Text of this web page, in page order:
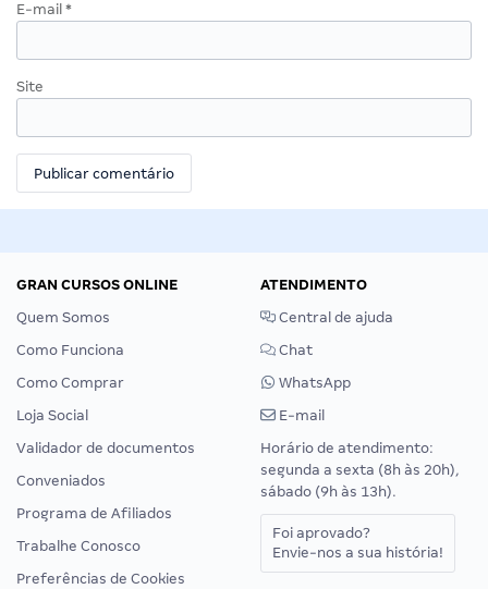
E-mail *
Site
GRAN CURSOS ONLINE
Quem Somos
Como Funciona
Como Comprar
Loja Social
Validador de documentos
Conveniados
Programa de Afiliados
Trabalhe Conosco
Preferências de Cookies
ATENDIMENTO
Central de ajuda
Chat
WhatsApp
E-mail
Horário de atendimento:
segunda a sexta (8h às 20h),
sábado (9h às 13h).
Foi aprovado?
Envie-nos a sua história!